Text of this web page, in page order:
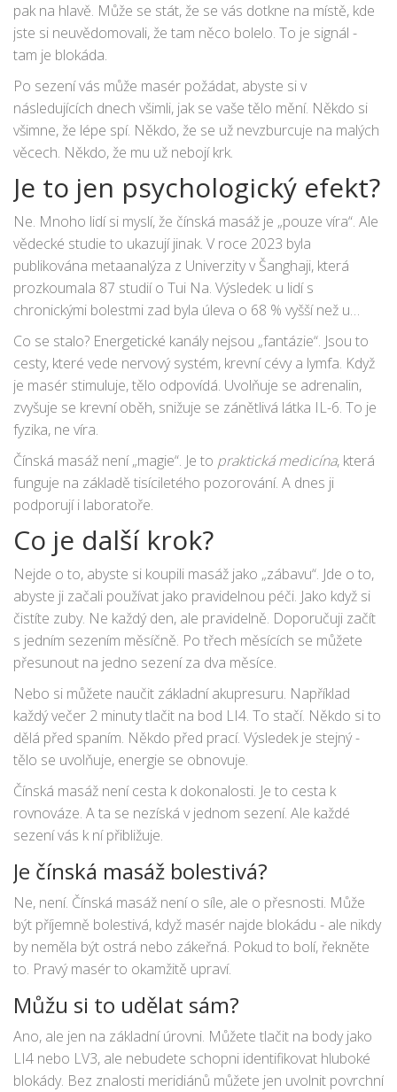
pak na hlavě. Může se stát, že se vás dotkne na místě, kde
jste si neuvědomovali, že tam něco bolelo. To je signál -
tam je blokáda.
Po sezení vás může masér požádat, abyste si v
následujících dnech všimli, jak se vaše tělo mění. Někdo si
všimne, že lépe spí. Někdo, že se už nevzburcuje na malých
věcech. Někdo, že mu už nebojí krk.
Je to jen psychologický efekt?
Ne. Mnoho lidí si myslí, že čínská masáž je „pouze víra“. Ale
vědecké studie to ukazují jinak. V roce 2023 byla
publikována metaanalýza z Univerzity v Šanghaji, která
prozkoumala 87 studií o Tui Na. Výsledek: u lidí s
chronickými bolestmi zad byla úleva o 68 % vyšší než u
skupiny, která dostávala jen placebom. A to bez léků.
Co se stalo? Energetické kanály nejsou „fantázie“. Jsou to
cesty, které vede nervový systém, krevní cévy a lymfa. Když
je masér stimuluje, tělo odpovídá. Uvolňuje se adrenalin,
zvyšuje se krevní oběh, snižuje se zánětlivá látka IL-6. To je
fyzika, ne víra.
Čínská masáž není „magie“. Je to praktická medicína, která
funguje na základě tisíciletého pozorování. A dnes ji
podporují i laboratoře.
Co je další krok?
Nejde o to, abyste si koupili masáž jako „zábavu“. Jde o to,
abyste ji začali používat jako pravidelnou péči. Jako když si
čistíte zuby. Ne každý den, ale pravidelně. Doporučuji začít
s jedním sezením měsíčně. Po třech měsících se můžete
přesunout na jedno sezení za dva měsíce.
Nebo si můžete naučit základní akupresuru. Například
každý večer 2 minuty tlačit na bod LI4. To stačí. Někdo si to
dělá před spaním. Někdo před prací. Výsledek je stejný -
tělo se uvolňuje, energie se obnovuje.
Čínská masáž není cesta k dokonalosti. Je to cesta k
rovnováze. A ta se nezíská v jednom sezení. Ale každé
sezení vás k ní přibližuje.
Je čínská masáž bolestivá?
Ne, není. Čínská masáž není o síle, ale o přesnosti. Může
být příjemně bolestivá, když masér najde blokádu - ale nikdy
by neměla být ostrá nebo zákeřná. Pokud to bolí, řekněte
to. Pravý masér to okamžitě upraví.
Můžu si to udělat sám?
Ano, ale jen na základní úrovni. Můžete tlačit na body jako
LI4 nebo LV3, ale nebudete schopni identifikovat hluboké
blokády. Bez znalosti meridiánů můžete jen uvolnit povrchní